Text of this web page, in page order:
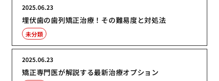
埋伏歯の歯列矯正治療！その難易度と対処法
2025.06.23
未分類
矯正専門医が解説する最新治療オプション
2025.06.23